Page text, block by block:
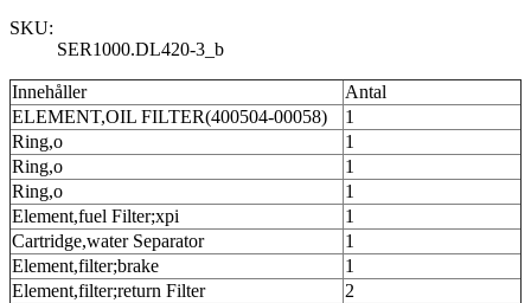
SKU:
SER1000.DL420-3_b
Innehåller
Antal
ELEMENT,OIL FILTER(400504-00058)
1
Ring,o
1
Ring,o
1
Ring,o
1
Element,fuel Filter;xpi
1
Cartridge,water Separator
1
Element,filter;brake
1
Element,filter;return Filter
2